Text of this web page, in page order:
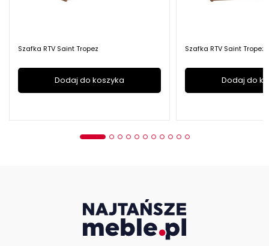
Szafka RTV Saint Tropez
Dodaj do koszyka
Szafka RTV Saint Tropez
Dodaj do